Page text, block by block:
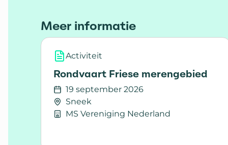
Meer informatie
Activiteit
Rondvaart Friese merengebied
19 september 2026
Sneek
MS Vereniging Nederland